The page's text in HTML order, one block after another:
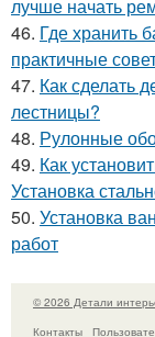
лучше начать
46. Где хранить
практичные
47. Как сделать
лестницы?
48. Рулонные
49. Как
Установка
50. Установка
работ
© 2026 Детали
Контакты